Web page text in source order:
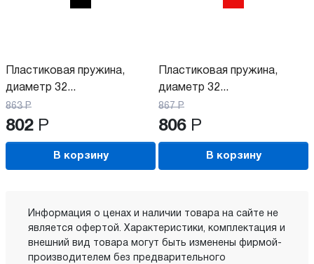
Пластиковая пружина,
диаметр 32...
863 Р
802 Р
В корзину
Пластиковая пружина,
диаметр 32...
867 Р
806 Р
В корзину
Информация о ценах и наличии товара на сайте не
является офертой. Характеристики, комплектация и
внешний вид товара могут быть изменены фирмой-
производителем без предварительного